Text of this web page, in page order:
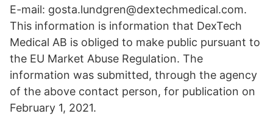
E-mail: gosta.lundgren@dextechmedical.com.
This information is information that DexTech
Medical AB is obliged to make public pursuant to
the EU Market Abuse Regulation. The
information was submitted, through the agency
of the above contact person, for publication on
February 1, 2021.